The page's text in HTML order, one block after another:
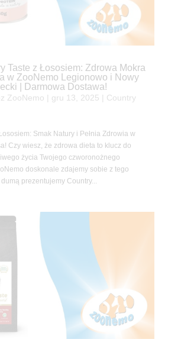
Taste z Łososiem: Zdrowa Mokra
w ZooNemo Legionowo i Nowy
| Darmowa Dostawa!
ZooNemo gru 13, 2025
Country
Smak Natury i Pełnia Zdrowia w
Czy wiesz, że zdrowa dieta to klucz do
życia Twojego czworonożnego
doskonale zdajemy sobie z tego
prezentujemy Country...